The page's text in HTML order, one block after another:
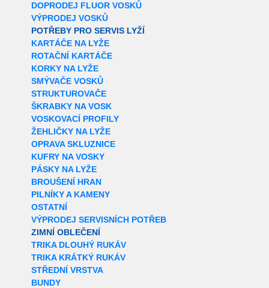
DOPRODEJ FLUOR VOSKŮ
VÝPRODEJ VOSKŮ
POTŘEBY PRO SERVIS LYŽÍ
KARTÁČE NA LYŽE
ROTAČNÍ KARTÁČE
KORKY NA LYŽE
SMÝVAČE VOSKŮ
STRUKTUROVAČE
ŠKRABKY NA VOSK
VOSKOVACÍ PROFILY
ŽEHLIČKY NA LYŽE
OPRAVA SKLUZNICE
KUFRY NA VOSKY
PÁSKY NA LYŽE
BROUŠENÍ HRAN
PILNÍKY A KAMENY
OSTATNÍ
VÝPRODEJ SERVISNÍCH POTŘEB
ZIMNÍ OBLEČENÍ
TRIKA DLOUHÝ RUKÁV
TRIKA KRÁTKÝ RUKÁV
STŘEDNÍ VRSTVA
BUNDY